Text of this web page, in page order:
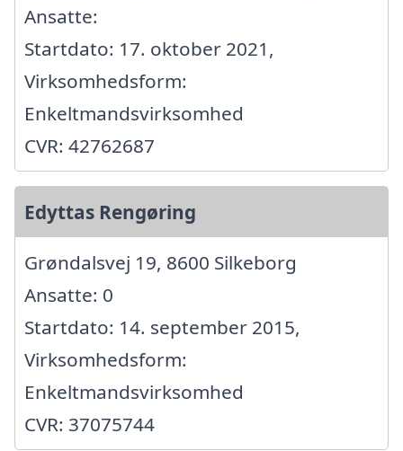
Ansatte:
Startdato: 17. oktober 2021,
Virksomhedsform:
Enkeltmandsvirksomhed
CVR: 42762687
Edyttas Rengøring
Grøndalsvej 19, 8600 Silkeborg
Ansatte: 0
Startdato: 14. september 2015,
Virksomhedsform:
Enkeltmandsvirksomhed
CVR: 37075744